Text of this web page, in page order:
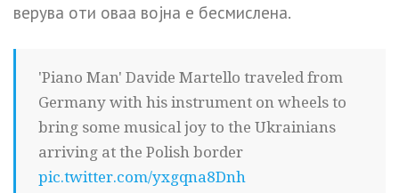
верува оти оваа војна е бесмислена.
'Piano Man' Davide Martello traveled from
Germany with his instrument on wheels to
bring some musical joy to the Ukrainians
arriving at the Polish border
pic.twitter.com/yxgqna8Dnh